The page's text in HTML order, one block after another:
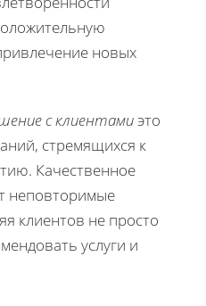
новых
с клиентамиэто
стремящихся к
Качественное
неповторимые
клиентов не просто
услуги и